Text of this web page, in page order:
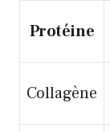
Protéine
Collagène